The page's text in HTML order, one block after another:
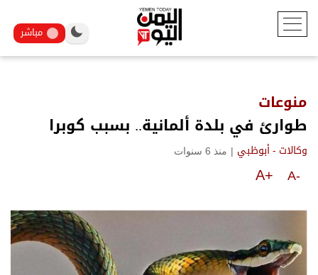
مباشر
منوعات
طوارئ في بلدة ألمانية.. بسبب كوبرا
وكالات - أبوظبي | منذ 6 سنوات
A-
A+